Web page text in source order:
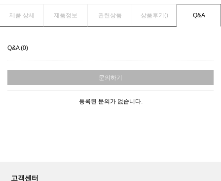
제품 상세 제품정보 관련상품 상품후기() Q&A
Q&A (0)
문의하기
등록된 문의가 없습니다.
고객센터